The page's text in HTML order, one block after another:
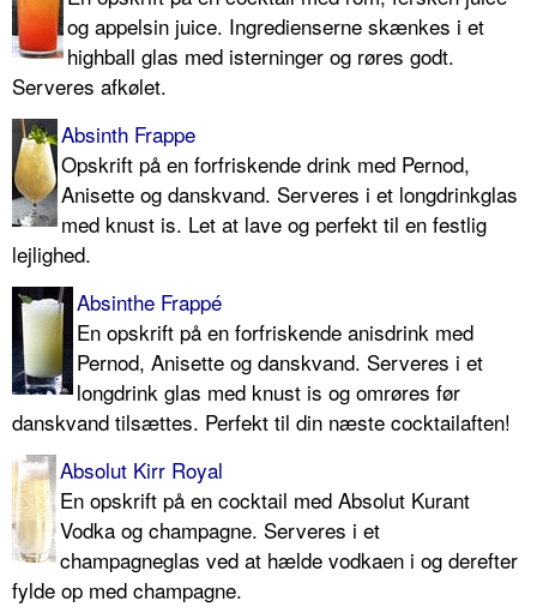
og appelsin juice. Ingredienserne skænkes i et
highball glas med isterninger og røres godt.
Serveres afkølet.
Absinth Frappe
Opskrift på en forfriskende drink med Pernod,
Anisette og danskvand. Serveres i et longdrinkglas
med knust is. Let at lave og perfekt til en festlig
lejlighed.
Absinthe Frappé
En opskrift på en forfriskende anisdrink med
Pernod, Anisette og danskvand. Serveres i et
longdrink glas med knust is og omrøres før
danskvand tilsættes. Perfekt til din næste cocktailaften!
Absolut Kirr Royal
En opskrift på en cocktail med Absolut Kurant
Vodka og champagne. Serveres i et
champagneglas ved at hælde vodkaen i og derefter
fylde op med champagne.